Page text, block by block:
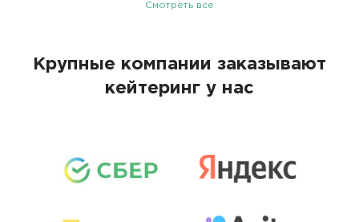
Смотреть все
Крупные компании заказывают
кейтеринг у нас